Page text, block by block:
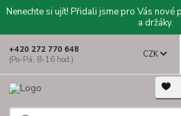
Nenechte si ujít! Přidali jsme pro Vás
a držáky.
CZK
+420 272 770 648
(Po-Pá, 8-16 hod.)